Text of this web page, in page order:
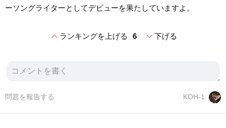
ーソングライターとしてデビューを果たしていますよ。
expand_lessランキングを上げる 6 expand_more下げる
KOH-1
問題を報告する